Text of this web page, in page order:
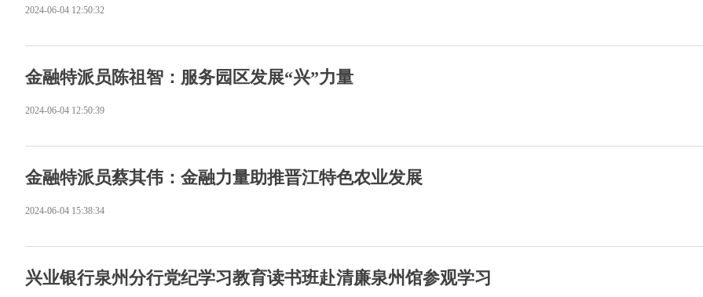
2024-06-04 12:50:32
金融特派员陈祖智：服务园区发展“兴”力量
2024-06-04 12:50:39
金融特派员蔡其伟：金融力量助推晋江特色农业发展
2024-06-04 15:38:34
兴业银行泉州分行党纪学习教育读书班赴清廉泉州馆参观学习